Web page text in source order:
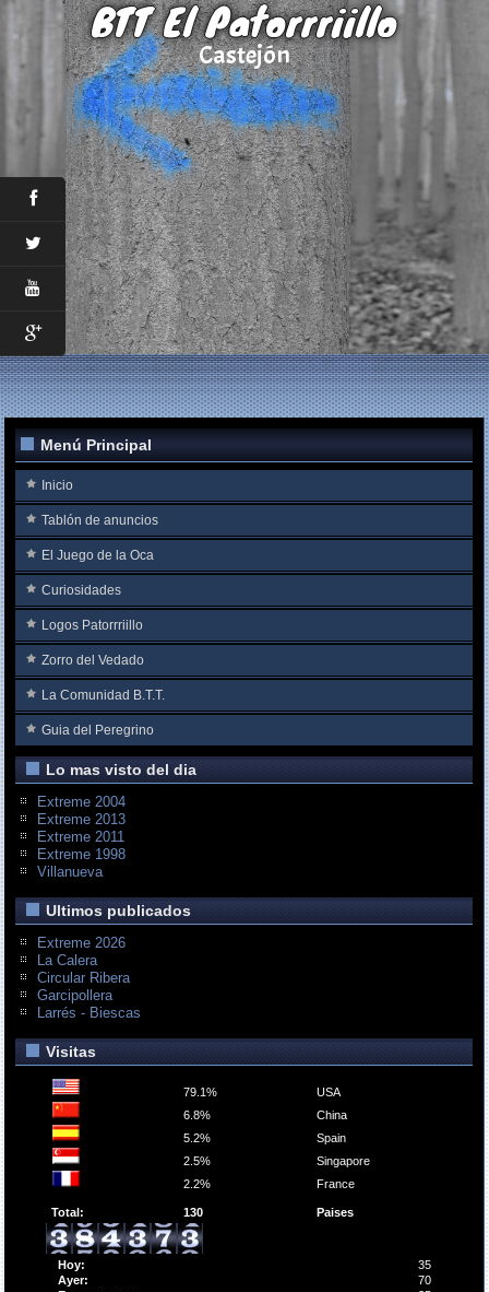
BTT El Patorrriillo
Castejón
Menú Principal
Inicio
Tablón de anuncios
El Juego de la Oca
Curiosidades
Logos Patorrriillo
Zorro del Vedado
La Comunidad B.T.T.
Guia del Peregrino
Lo mas visto del dia
Extreme 2004
Extreme 2013
Extreme 2011
Extreme 1998
Villanueva
Ultimos publicados
Extreme 2026
La Calera
Circular Ribera
Garcipollera
Larrés - Biescas
Visitas
79.1%
USA
6.8%
China
5.2%
Spain
2.5%
Singapore
2.2%
France
Total: 130 Paises
Hoy:
35
Ayer:
70